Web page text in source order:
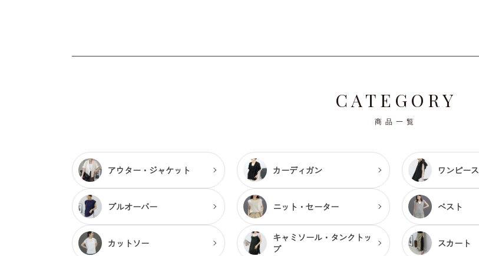
CATEGORY
商品一覧
アウター・ ジャケット カーディガン ワンピース
プルオーバー ニット・セーター ベスト
カットソー キャミソール・ タンクトッ
プ
スカート